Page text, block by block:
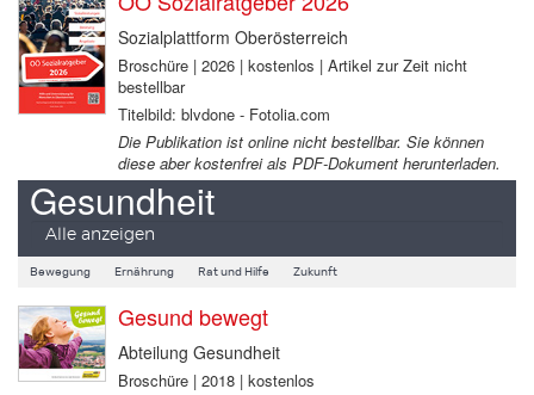
Sozialplattform Oberösterreich
Broschüre | 2026 | kostenlos | Artikel zur Zeit nicht
bestellbar
Titelbild: blvdone - Fotolia.com
Die Publikation ist online nicht bestellbar. Sie können
diese aber kostenfrei als PDF-Dokument herunterladen.
Gesundheit
Alle anzeigen
Bewegung Ernährung Rat und Hilfe Zukunft
Gesund bewegt
Abteilung Gesundheit
Broschüre | 2018 | kostenlos